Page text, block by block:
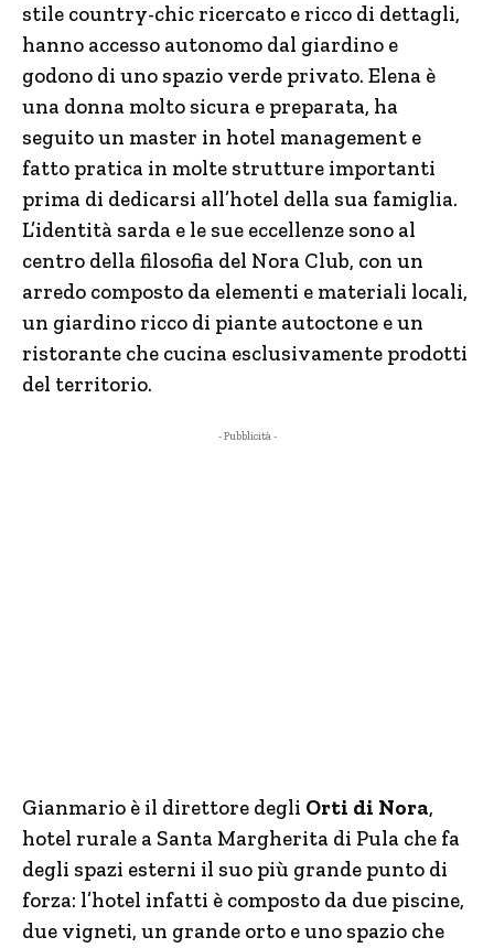
stile country-chic ricercato e ricco di dettagli,
hanno accesso autonomo dal giardino e
godono di uno spazio verde privato. Elena è
una donna molto sicura e preparata, ha
seguito un master in hotel management e
fatto pratica in molte strutture importanti
prima di dedicarsi all’hotel della sua famiglia.
L’identità sarda e le sue eccellenze sono al
centro della filosofia del Nora Club, con un
arredo composto da elementi e materiali locali,
un giardino ricco di piante autoctone e un
ristorante che cucina esclusivamente prodotti
del territorio.
- Pubblicità -
Gianmario è il direttore degli Orti di Nora,
hotel rurale a Santa Margherita di Pula che fa
degli spazi esterni il suo più grande punto di
forza: l’hotel infatti è composto da due piscine,
due vigneti, un grande orto e uno spazio che